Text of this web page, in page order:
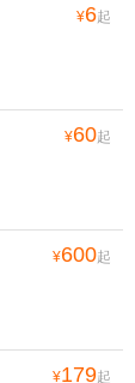
¥6起
¥60起
¥600起
¥179起